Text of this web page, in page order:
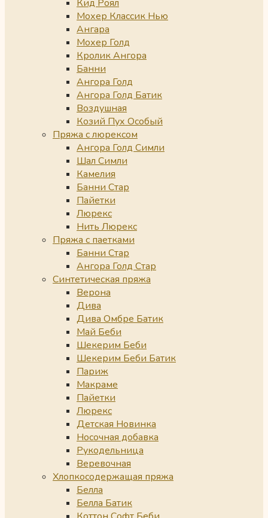
Кид Роял
Мохер Классик Нью
Ангара
Мохер Голд
Кролик Ангора
Банни
Ангора Голд
Ангора Голд Батик
Воздушная
Козий Пух Особый
Пряжа с люрексом
Ангора Голд Симли
Шал Симли
Камелия
Банни Стар
Пайетки
Люрекс
Нить Люрекс
Пряжа с паетками
Банни Стар
Ангора Голд Стар
Синтетическая пряжа
Верона
Дива
Дива Омбре Батик
Май Беби
Шекерим Беби
Шекерим Беби Батик
Париж
Макраме
Пайетки
Люрекс
Детская Новинка
Носочная добавка
Рукодельница
Веревочная
Хлопкосодержащая пряжа
Белла
Белла Батик